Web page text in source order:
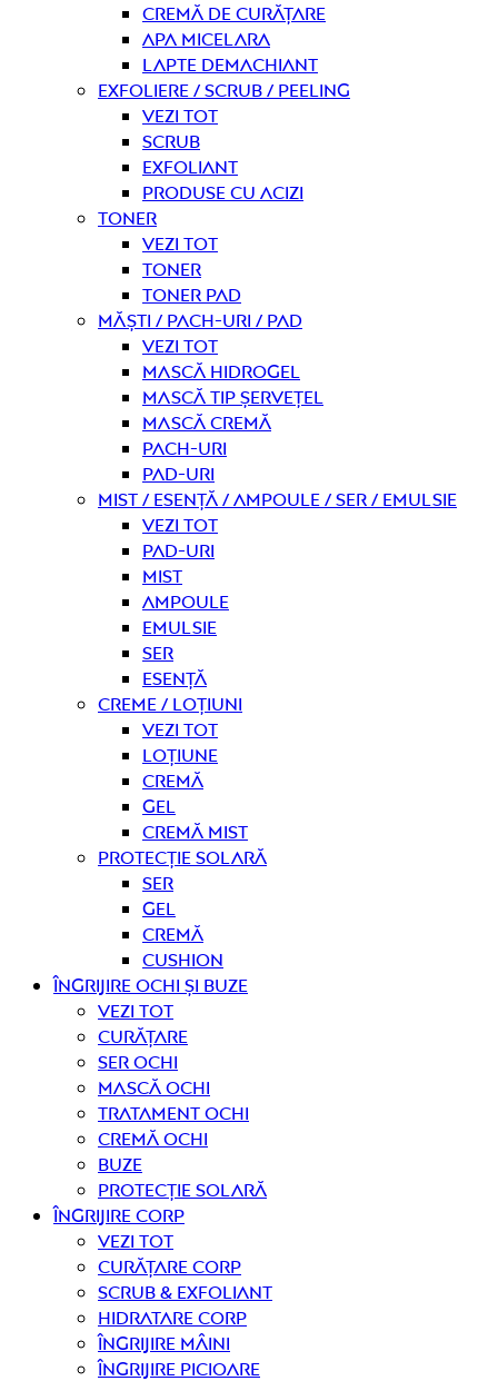
Cremă de curățare
Apa micelara
Lapte demachiant
Exfoliere / Scrub / Peeling
Vezi tot
Scrub
Exfoliant
Produse cu acizi
Toner
Vezi tot
Toner
Toner pad
Măști / Pach-uri / Pad
Vezi tot
Mască hidrogel
Mască tip șervețel
Mască Cremă
Pach-uri
Pad-uri
Mist / Esență / Ampoule / Ser / Emulsie
Vezi tot
Pad-uri
Mist
Ampoule
Emulsie
Ser
Esență
Creme / Loțiuni
Vezi tot
Loțiune
Cremă
Gel
Cremă mist
Protecție solară
Ser
Gel
Cremă
Cushion
Îngrijire OCHI ȘI BUZE
Vezi tot
curățare
Ser ochi
Mască ochi
Tratament ochi
Cremă ochi
Buze
Protecție solară
Îngrijire CORP
Vezi tot
curățare corp
Scrub & exfoliant
Hidratare corp
Îngrijire mâini
Îngrijire picioare